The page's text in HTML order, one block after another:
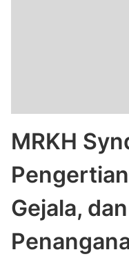
MRKH
Gejala, dan